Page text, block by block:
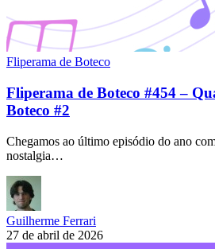
Fliperama de Boteco
Fliperama de Boteco #454 –
Boteco #2
Chegamos ao último episódio do ano
nostalgia…
Guilherme Ferrari
27 de abril de 2026